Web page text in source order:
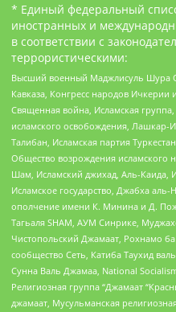
* Единый федеральный
иностранных и
в соответствии с
террористическими:
Высший военный Маджлисуль Шура
Кавказа, Конгресс народов Ичкерии
Священная война, Исламская
исламского освобождения, Лашкар-
Талибан, Исламская партия
Общество возрождения исламского
Шам, Исламский джихад, Аль-Каида,
Исламское государство, Джабха
ополчение имени К. Минина и Д.
Тагьаля SHAM, АУМ Синрике,
Чистопольский Джамаат, Рохнамо
сообщество Сеть, Катиба Таухид
Сунна Валь Джамаа, National
Религиозная группа “Джамаат
джамаат, Мусульманская